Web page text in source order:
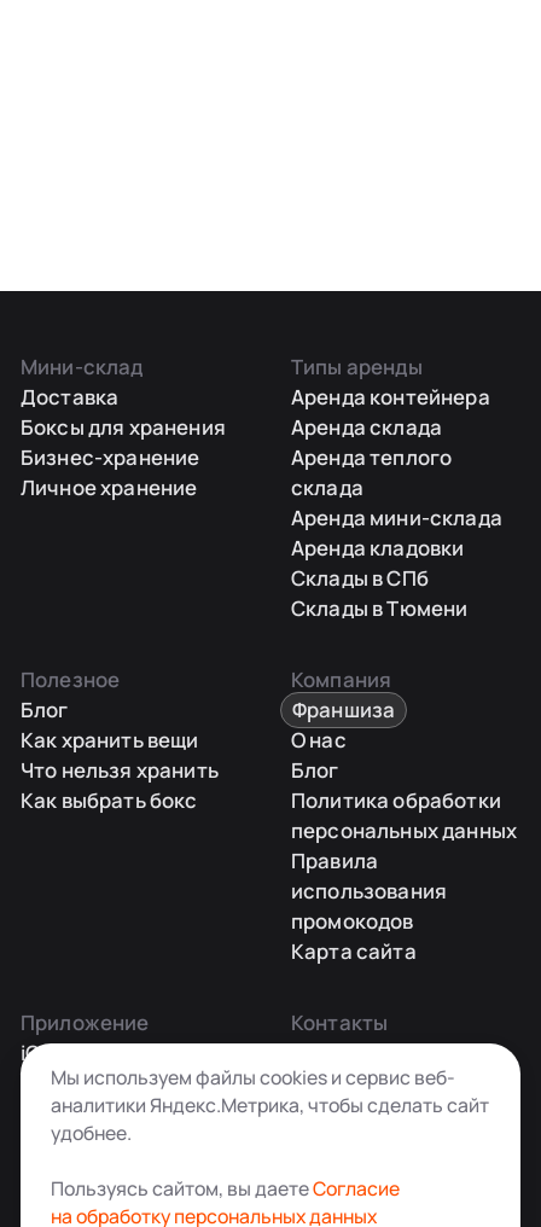
Мини-склад
Доставка
Боксы для хранения
Бизнес-хранение
Личное хранение
Типы аренды
Аренда контейнера
Аренда склада
Аренда теплого
склада
Аренда мини-склада
Аренда кладовки
Склады в СПб
Склады в Тюмени
Полезное
Блог
Как хранить вещи
Что нельзя хранить
Как выбрать бокс
Компания
Франшиза
О нас
Блог
Политика обработки
персональных данных
Правила
использования
промокодов
Карта сайта
Приложение
iOS
Android
Контакты
Заказать звонок
+7 495 181-55-45
info@kladovkin.ru
Мы используем файлы cookies и сервис веб-
аналитики Яндекс.Метрика, чтобы сделать сайт
удобнее.
Пользуясь сайтом, вы даетеСогласие
на обработку персональных данных